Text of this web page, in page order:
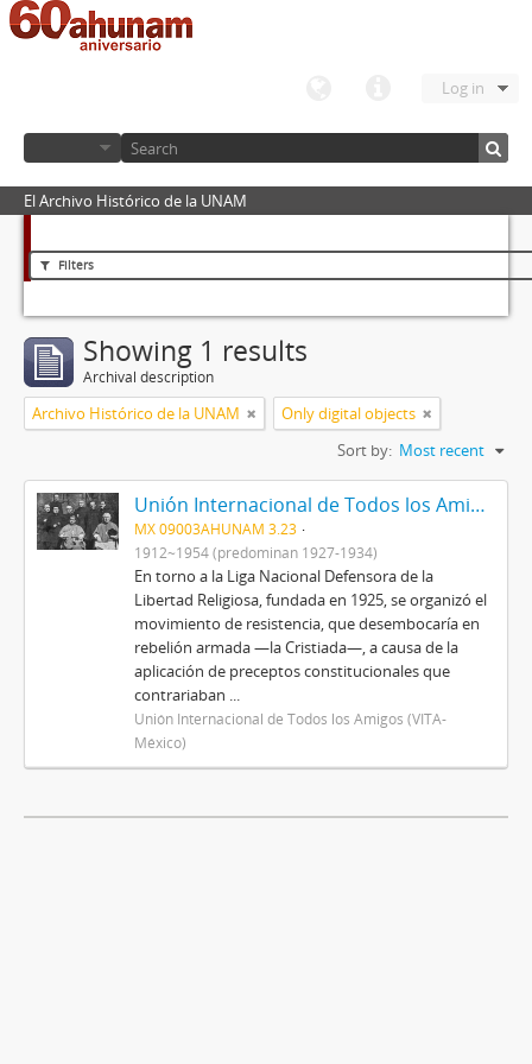
Log in
El Archivo Histórico de la UNAM
Filters
Showing 1 results
Archival description
Archivo Histórico de la UNAM
Only digital objects
Sort by: Most recent
Unión Internacional de Todos los Amigos (VITA-México)
MX 09003AHUNAM 3.23
1912~1954 (predominan 1927-1934)
En torno a la Liga Nacional Defensora de la
Libertad Religiosa, fundada en 1925, se organizó el
movimiento de resistencia, que desembocaría en
rebelión armada —la Cristiada—, a causa de la
aplicación de preceptos constitucionales que
contrariaban ...
Unión Internacional de Todos los Amigos (VITA-
México)